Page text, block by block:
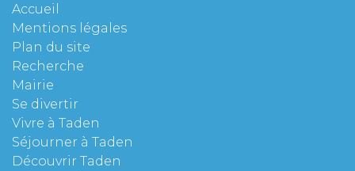
Accueil
Mentions légales
Plan du site
Recherche
Mairie
Se divertir
Vivre à Taden
Séjourner à Taden
Découvrir Taden